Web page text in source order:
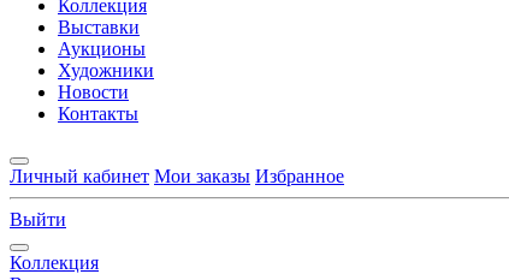
Коллекция
Выставки
Аукционы
Художники
Новости
Контакты
Личный кабинет Мои заказы Избранное
Выйти
Коллекция